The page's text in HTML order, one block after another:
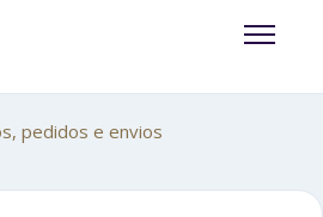
Alternar
pedidos e envios